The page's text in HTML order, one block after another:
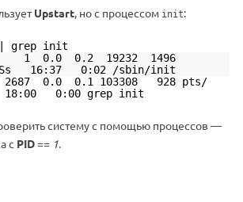
Upstart, но с процессом init:
| grep init
0.2 19232 1496
0:02 /sbin/init
0.0 0.1 103308 928 pts/
0:00 grep init
систему с помощью процессов —
с PID== 1.